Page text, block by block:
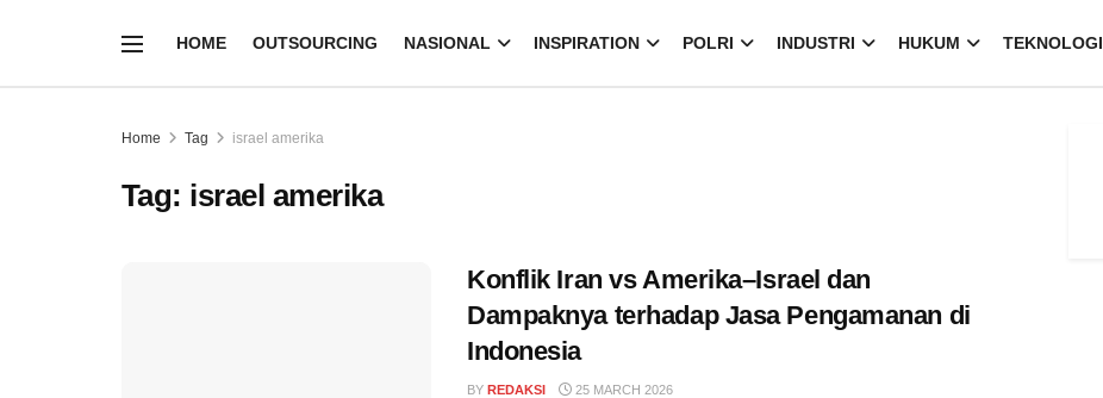
HOME OUTSOURCING NASIONAL INSPIRATION POLRI INDUSTRI HUKUM TEKNOLOGI
Home Tag israel amerika
Tag: israel amerika
Konflik Iran vs Amerika–Israel dan
Dampaknya terhadap Jasa Pengamanan di
Indonesia
BY REDAKSI 25 MARCH 2026